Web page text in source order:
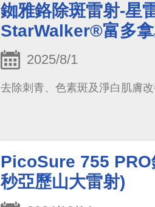
銣雅鉻除斑雷射-星
StarWalker®富多
2025/8/1
去除刺青、色素斑及淨白肌膚
PicoSure 755 PRO
秒亞歷山大雷射)